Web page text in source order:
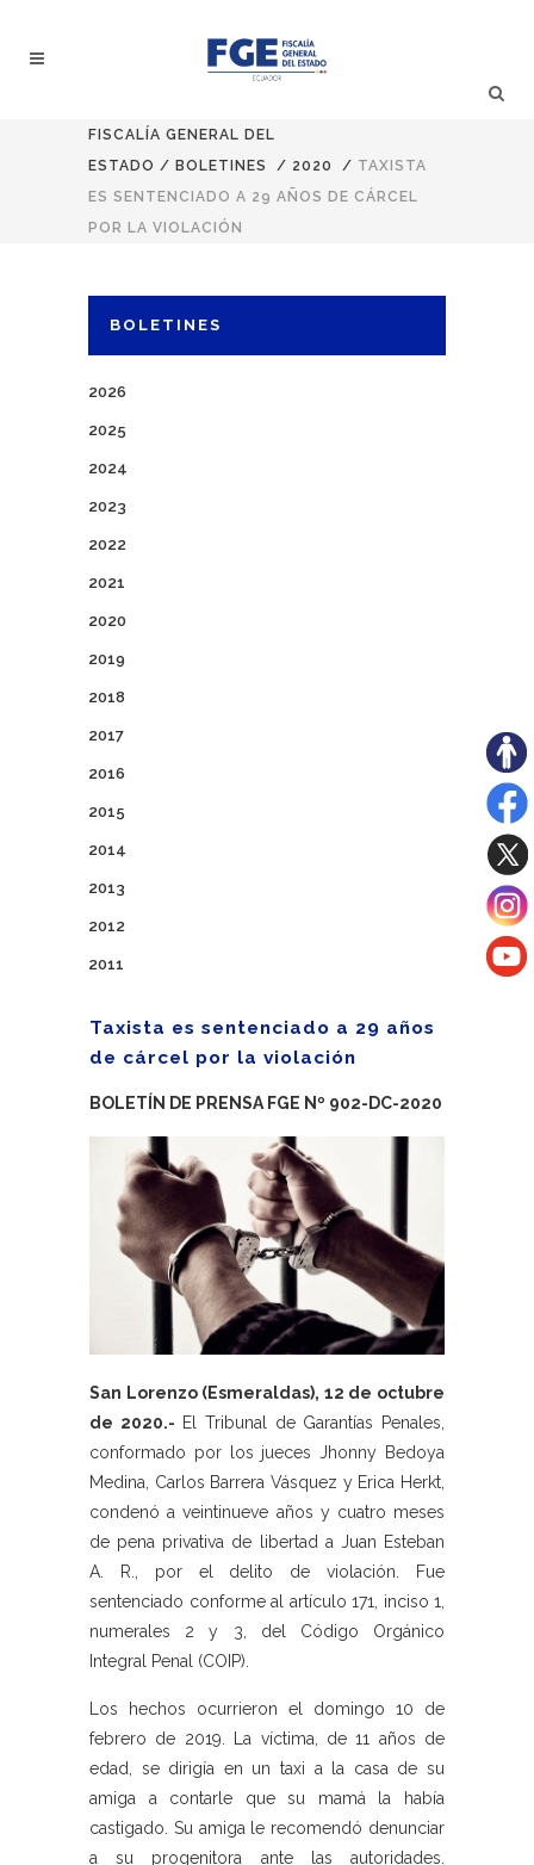
FISCALÍA GENERAL DEL
ESTADO / BOLETINES / 2020 / TAXISTA
ES SENTENCIADO A 29 AÑOS DE CÁRCEL
POR LA VIOLACIÓN
BOLETINES
2026
2025
2024
2023
2022
2021
2020
2019
2018
2017
2016
2015
2014
2013
2012
2011
Taxista es sentenciado a 29 años
de cárcel por la violación
BOLETÍN DE PRENSA FGE Nº 902-DC-2020
San Lorenzo (Esmeraldas), 12 de octubre
de 2020.- El Tribunal de Garantías Penales,
conformado por los jueces Jhonny Bedoya
Medina, Carlos Barrera Vásquez y Erica Herkt,
condenó a veintinueve años y cuatro meses
de pena privativa de libertad a Juan Esteban
A. R., por el delito de violación. Fue
sentenciado conforme al artículo 171, inciso 1,
numerales 2 y 3, del Código Orgánico
Integral Penal (COIP).
Los hechos ocurrieron el domingo 10 de
febrero de 2019. La víctima, de 11 años de
edad, se dirigía en un taxi a la casa de su
amiga a contarle que su mamá la había
castigado. Su amiga le recomendó denunciar
a su progenitora ante las autoridades.